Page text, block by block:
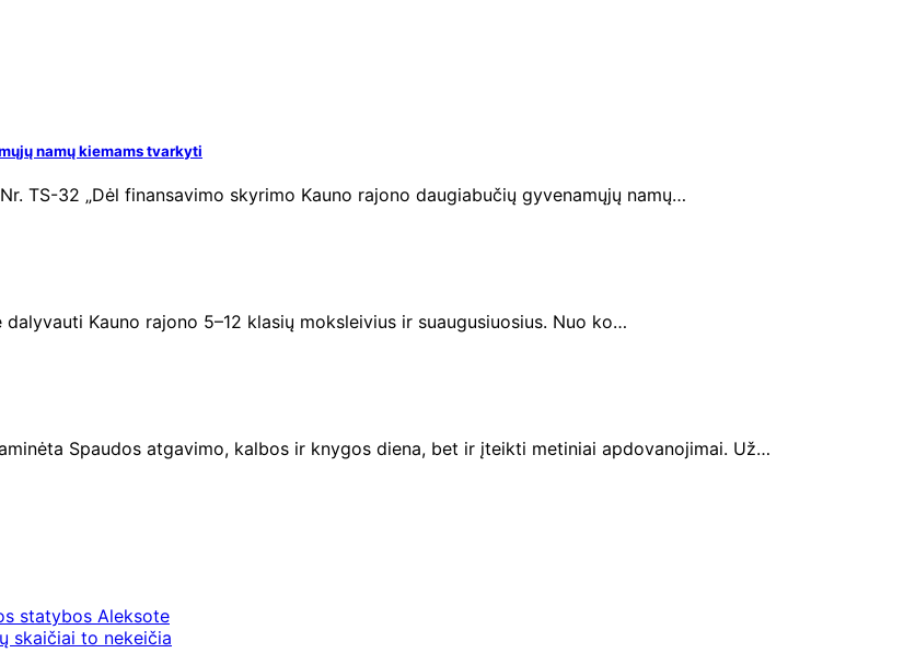
namų kiemams tvarkyti
TS-32 „Dėl finansavimo skyrimo Kauno rajono daugiabučių gyvenamųjų namų…
Kauno rajono 5–12 klasių moksleivius ir suaugusiuosius. Nuo ko…
Spaudos atgavimo, kalbos ir knygos diena, bet ir įteikti metiniai apdovanojimai. Už…
statybos Aleksote
skaičiai to nekeičia